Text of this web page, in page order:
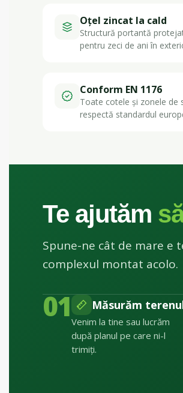
Oțel zincat la cald
Structură portantă
pentru zeci de ani în
Conform EN 1176
Toate cotele și zonele de
respectă standardul
Te ajutăm
Spune-ne cât de mare e
complexul montat acolo.
01 Măsurăm
Venim la tine sau lucrăm
după planul pe care ni-l
trimiți.